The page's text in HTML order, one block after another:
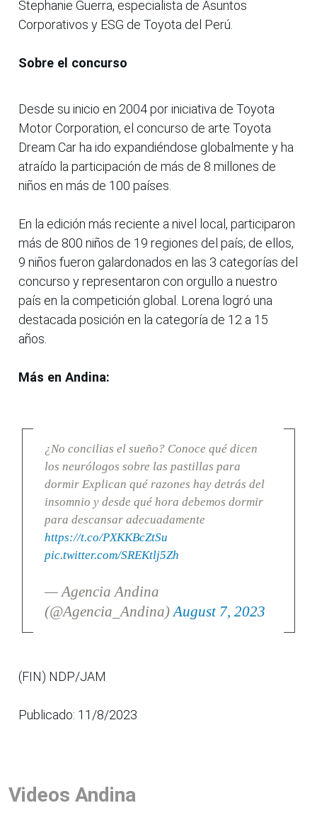
Stephanie Guerra, especialista de Asuntos
Corporativos y ESG de Toyota del Perú.
Sobre el concurso
Desde su inicio en 2004 por iniciativa de Toyota
Motor Corporation, el concurso de arte Toyota
Dream Car ha ido expandiéndose globalmente y ha
atraído la participación de más de 8 millones de
niños en más de 100 países.
En la edición más reciente a nivel local, participaron
más de 800 niños de 19 regiones del país; de ellos,
9 niños fueron galardonados en las 3 categorías del
concurso y representaron con orgullo a nuestro
país en la competición global. Lorena logró una
destacada posición en la categoría de 12 a 15
años.
Más en Andina:
¿No concilias el sueño? Conoce qué dicen
los neurólogos sobre las pastillas para
dormir Explican qué razones hay detrás del
insomnio y desde qué hora debemos dormir
para descansar adecuadamente
https://t.co/PXKKBcZtSu
pic.twitter.com/SREKtlj5Zh
— Agencia Andina
(@Agencia_Andina)August 7, 2023
(FIN) NDP/JAM
Publicado: 11/8/2023
Videos Andina